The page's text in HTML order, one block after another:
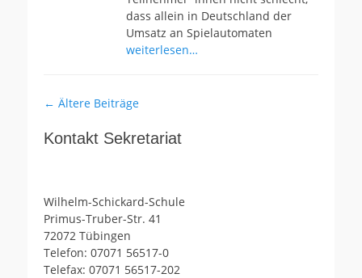
dass allein in Deutschland der
Umsatz an Spielautomaten
weiterlesen…
Beitragsnavigation
← Ältere Beiträge
Kontakt Sekretariat
Wilhelm-Schickard-Schule
Primus-Truber-Str. 41
72072 Tübingen
Telefon: 07071 56517-0
Telefax: 07071 56517-202